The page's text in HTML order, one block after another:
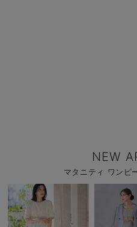
NEW
マタニティ ワンピ